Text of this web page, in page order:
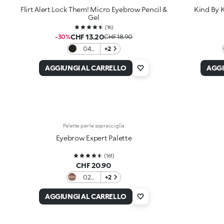
Flirt Alert Lock Them! Micro Eyebrow Pencil &
Gel
(16)
-30%CHF 13.20CHF 18.90
04
Black
+2
AGGIUNGI AL CARRELLO
Kind By
Palette per le sopracciglia
Eyebrow Expert Palette
(161)
CHF 20.90
02
+2
AGGIUNGI AL CARRELLO